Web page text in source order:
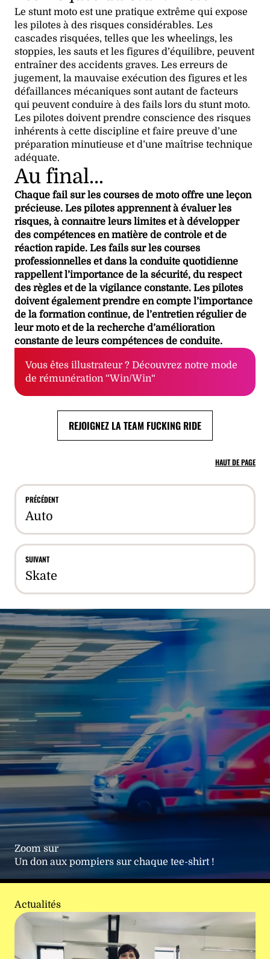
Le stunt moto est une pratique extrême qui expose
les pilotes à des risques considérables. Les
cascades risquées, telles que les wheelings, les
stoppies, les sauts et les figures d’équilibre, peuvent
entraîner des accidents graves. Les erreurs de
jugement, la mauvaise exécution des figures et les
défaillances mécaniques sont autant de facteurs
qui peuvent conduire à des fails lors du stunt moto.
Les pilotes doivent prendre conscience des risques
inhérents à cette discipline et faire preuve d’une
préparation minutieuse et d’une maîtrise technique
adéquate.
Au final…
Chaque fail sur les courses de moto offre une leçon
précieuse. Les pilotes apprennent à évaluer les
risques, à connaître leurs limites et à développer
des compétences en matière de contrôle et de
réaction rapide. Les fails sur les courses
professionnelles et dans la conduite quotidienne
rappellent l’importance de la sécurité, du respect
des règles et de la vigilance constante. Les pilotes
doivent également prendre en compte l’importance
de la formation continue, de l’entretien régulier de
leur moto et de la recherche d’amélioration
constante de leurs compétences de conduite.
Vous êtes illustrateur ? Découvrez notre mode
de rémunération “Win/Win“
REJOIGNEZ LA TEAM FUCKING RIDE
HAUT DE PAGE
PRÉCÉDENT
Auto
SUIVANT
Skate
Zoom sur
Un don aux pompiers sur chaque tee-shirt !
Actualités